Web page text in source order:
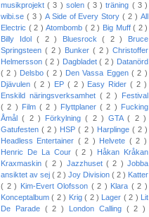
musikprojekt( 3 ) solen ( 3 )träning ( 3 )
wibi.se ( 3 ) A Side of Every Story( 2 )All
Electric ( 2 )Atombomb( 2 ) Big Muff( 2 )
Billy Idol( 2 ) Bluesrock( 2 ) Bruce
Springsteen ( 2 ) Bunker ( 2 ) Christoffer
Helmersson ( 2 ) Dagbladet( 2 ) Datanörd
( 2 ) Delsbo( 2 ) Den Vassa Eggen( 2 )
Djävulen ( 2 ) EP ( 2 ) Easy Rider( 2 )
Enskild näringsverksamhet ( 2 ) Festival
( 2 ) Film( 2 ) Flyttplaner( 2 ) Fucking
Åmål( 2 ) Förkylning( 2 ) GTA( 2 )
Gatufesten( 2 ) HSP( 2 ) Harplinge ( 2 )
Headless Entertainer ( 2 ) Helvete ( 2 )
Henric De La Cour ( 2 ) Håkan Kråkan
Kraxmaskin( 2 ) Jazzhuset ( 2 ) Jobba
ansiktet av sej ( 2 ) Joy Division ( 2 ) Katter
( 2 ) Kim-Evert Olofsson ( 2 ) Klara ( 2 )
Konceptalbum( 2 ) Krig( 2 ) Lager ( 2 ) Lit
De Parade ( 2 ) London Calling ( 2 )